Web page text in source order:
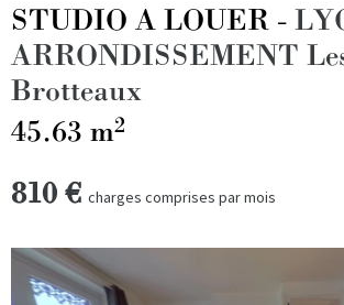
STUDIO A LOUER -
ARRONDISSEMENT
Brotteaux
45.63 m2
810 € charges comprises par mois